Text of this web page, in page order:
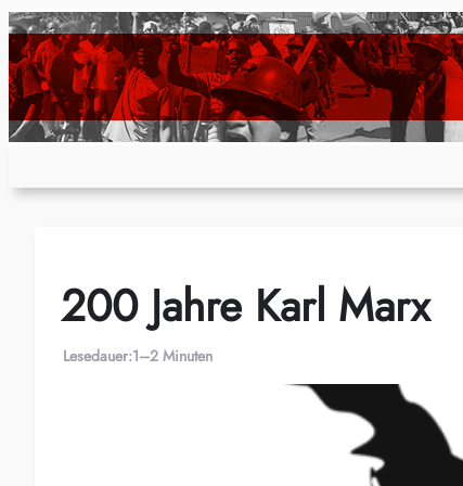
Zum
Inhalt
springen
200 Jahre Karl Marx
Lesedauer:1–2 Minuten